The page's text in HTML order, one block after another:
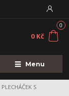
Menu
0
0 Kč
PLECHÁČEK S